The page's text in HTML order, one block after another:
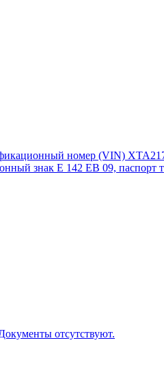
номер (VIN)
знак Е 142 ЕВ 09, паспорт
отсутствуют.